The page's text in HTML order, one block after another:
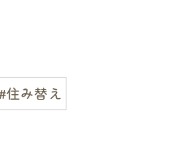
#住み替え